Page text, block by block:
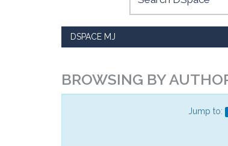
DSPACE MJ
BROWSING BY
Jump to: